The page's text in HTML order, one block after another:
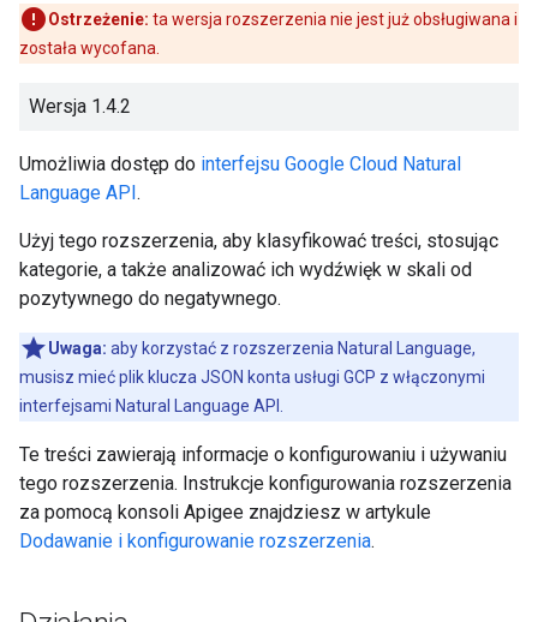
Ostrzeżenie: ta wersja rozszerzenia nie jest już obsługiwana i
została wycofana.
Wersja 1.4.2
Umożliwia dostęp do interfejsu Google Cloud Natural
Language API.
Użyj tego rozszerzenia, aby klasyfikować treści, stosując
kategorie, a także analizować ich wydźwięk w skali od
pozytywnego do negatywnego.
Uwaga: aby korzystać z rozszerzenia Natural Language,
musisz mieć plik klucza JSON konta usługi GCP z włączonymi
interfejsami Natural Language API.
Te treści zawierają informacje o konfigurowaniu i używaniu
tego rozszerzenia. Instrukcje konfigurowania rozszerzenia
za pomocą konsoli Apigee znajdziesz w artykule
Dodawanie i konfigurowanie rozszerzenia.